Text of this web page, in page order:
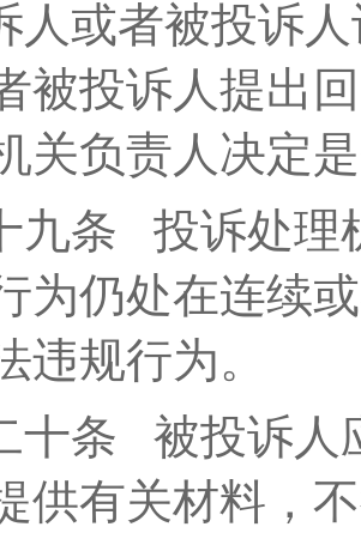
人或者被投诉
被投诉人提出
关负责人决定
九条 投诉处理
为仍处在连续
违规行为。
十条 被投诉人
供有关材料，